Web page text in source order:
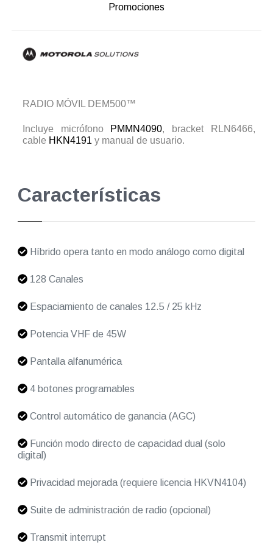
Promociones
RADIO MÓVIL DEM500™
Incluye micrófono PMMN4090, bracket RLN6466,
cable HKN4191 y manual de usuario.
Características
Híbrido opera tanto en modo análogo como digital
128 Canales
Espaciamiento de canales 12.5 / 25 kHz
Potencia VHF de 45W
Pantalla alfanumérica
4 botones programables
Control automático de ganancia (AGC)
Función modo directo de capacidad dual (solo
digital)
Privacidad mejorada (requiere licencia HKVN4104)
Suite de administración de radio (opcional)
Transmit interrupt